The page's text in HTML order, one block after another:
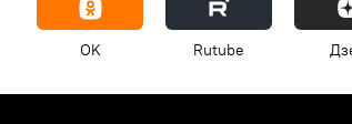
OK Rutube